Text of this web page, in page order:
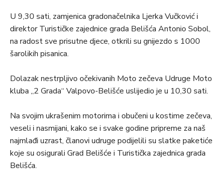
U 9,30 sati, zamjenica gradonačelnika Ljerka Vučković i
direktor Turističke zajednice grada Belišća Antonio Sobol,
na radost sve prisutne djece, otkrili su gnijezdo s 1000
šarolikih pisanica.
Dolazak nestrpljivo očekivanih Moto zečeva Udruge Moto
kluba „2 Grada“ Valpovo-Belišće uslijedio je u 10,30 sati.
Na svojim ukrašenim motorima i obučeni u kostime zečeva,
veseli i nasmijani, kako se i svake godine pripreme za naš
najmlađi uzrast, članovi udruge podijelili su slatke paketiće
koje su osigurali Grad Belišće i Turistička zajednica grada
Belišća.